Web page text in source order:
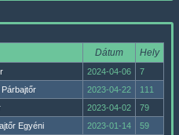
Dátum Hely
2024-04-06
7
2023-04-22
111
2023-04-02
79
Egyéni
2023-01-14
59